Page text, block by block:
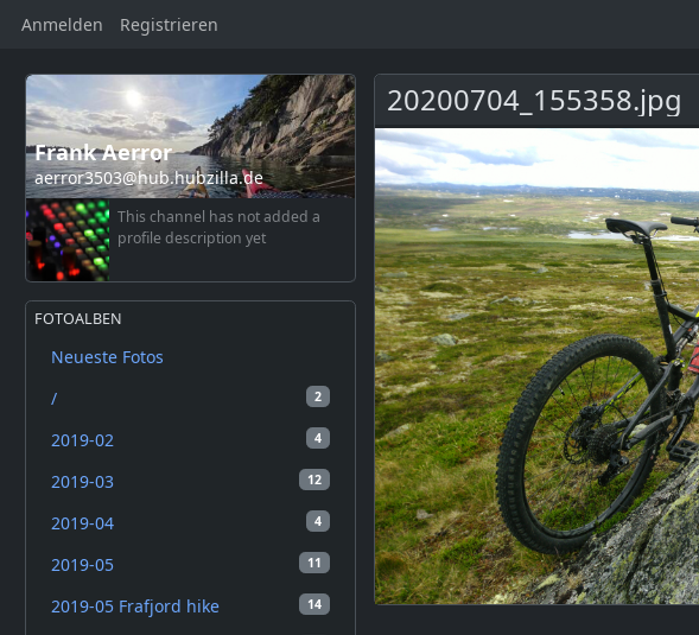
Anmelden Registrieren
Frank Aerror
aerror3503@hub.hubzilla.de
This channel has not added a
profile description yet
FOTOALBEN
Neueste Fotos
2
/
4
2019-02
12
2019-03
4
2019-04
11
2019-05
14
2019-05 Frafjord hike
20200704_155358.jpg